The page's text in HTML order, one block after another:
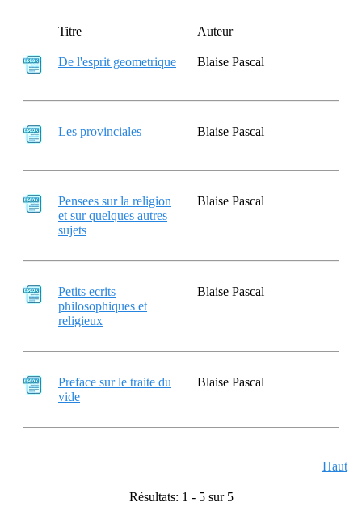
Titre Auteur
De l'esprit geometrique Blaise Pascal
Les provinciales Blaise Pascal
Pensees sur la religion
et sur quelques autres
sujets
Blaise Pascal
Petits ecrits
philosophiques et
religieux
Blaise Pascal
Preface sur le traite du
vide
Blaise Pascal
Haut
Résultats: 1 - 5 sur 5